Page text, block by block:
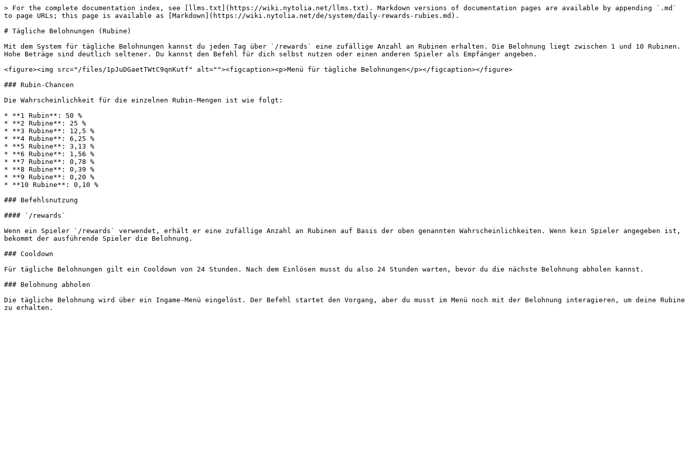
> For the complete documentation index, see [llms.txt](https://wiki.nytolia.net/llms.txt). Markdown versions of documentation pages are available by appending `.md`
to page URLs; this page is available as [Markdown](https://wiki.nytolia.net/de/system/daily-rewards-rubies.md).
# Tägliche Belohnungen (Rubine)
Mit dem System für tägliche Belohnungen kannst du jeden Tag über `/rewards` eine zufällige Anzahl an Rubinen erhalten. Die Belohnung liegt zwischen 1 und 10 Rubinen.
Hohe Beträge sind deutlich seltener. Du kannst den Befehl für dich selbst nutzen oder einen anderen Spieler als Empfänger angeben.
<figure><img src="/files/1pJuDGaetTWtC9qnKutf" alt=""><figcaption><p>Menü für tägliche Belohnungen</p></figcaption></figure>
### Rubin-Chancen
Die Wahrscheinlichkeit für die einzelnen Rubin-Mengen ist wie folgt:
* **1 Rubin**: 50 %
* **2 Rubine**: 25 %
* **3 Rubine**: 12,5 %
* **4 Rubine**: 6,25 %
* **5 Rubine**: 3,13 %
* **6 Rubine**: 1,56 %
* **7 Rubine**: 0,78 %
* **8 Rubine**: 0,39 %
* **9 Rubine**: 0,20 %
* **10 Rubine**: 0,10 %
### Befehlsnutzung
#### `/rewards`
Wenn ein Spieler `/rewards` verwendet, erhält er eine zufällige Anzahl an Rubinen auf Basis der oben genannten Wahrscheinlichkeiten. Wenn kein Spieler angegeben ist,
bekommt der ausführende Spieler die Belohnung.
### Cooldown
Für tägliche Belohnungen gilt ein Cooldown von 24 Stunden. Nach dem Einlösen musst du also 24 Stunden warten, bevor du die nächste Belohnung abholen kannst.
### Belohnung abholen
Die tägliche Belohnung wird über ein Ingame-Menü eingelöst. Der Befehl startet den Vorgang, aber du musst im Menü noch mit der Belohnung interagieren, um deine Rubine